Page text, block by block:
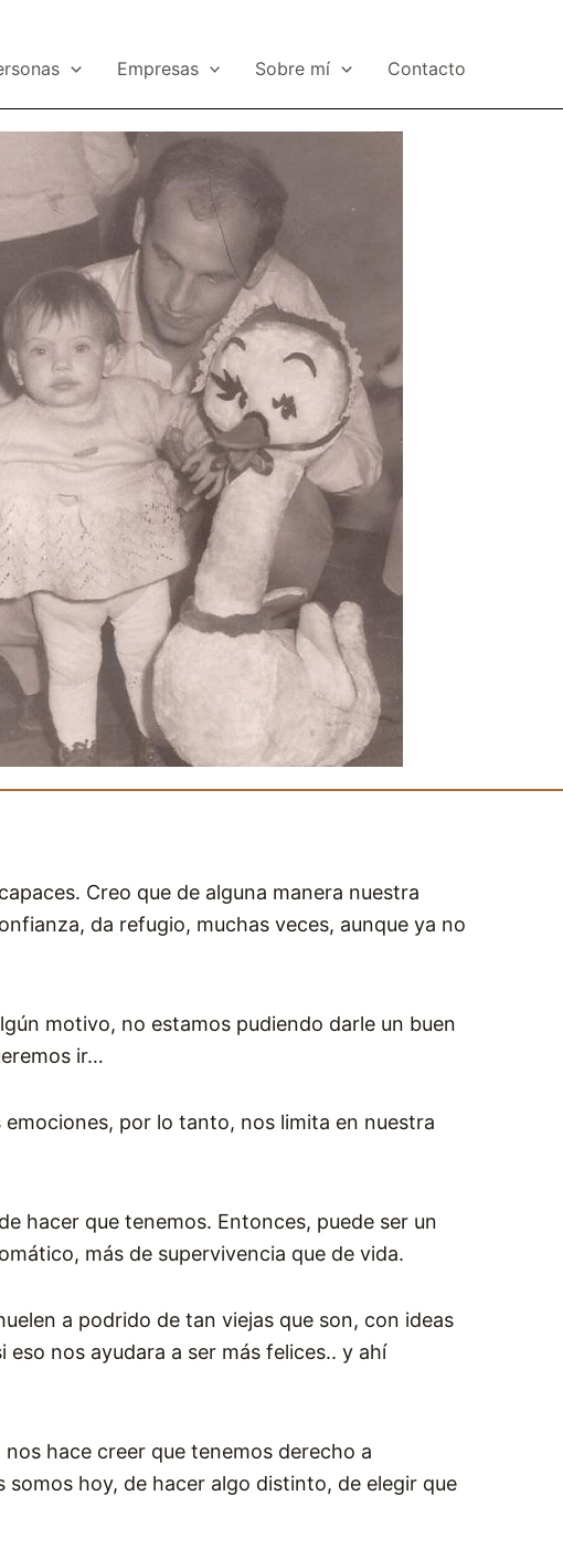
Empresas Sobre mí Contacto
Creo que de alguna manera nuestra
da refugio, muchas veces, aunque ya no
motivo, no estamos pudiendo darle un buen
ir…
por lo tanto, nos limita en nuestra
hacer que tenemos. Entonces, puede ser un
más de supervivencia que de vida.
a podrido de tan viejas que son, con ideas
nos ayudara a ser más felices.. y ahí
hace creer que tenemos derecho a
hoy, de hacer algo distinto, de elegir que